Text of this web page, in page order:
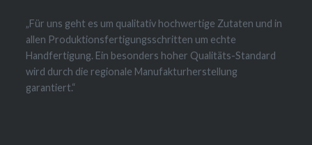
„Für uns geht es um qualitativ hochwertige Zutaten und in
allen Produktionsfertigungsschritten um echte
Handfertigung. Ein besonders hoher Qualitäts-Standard
wird durch die regionale Manufakturherstellung
garantiert.“